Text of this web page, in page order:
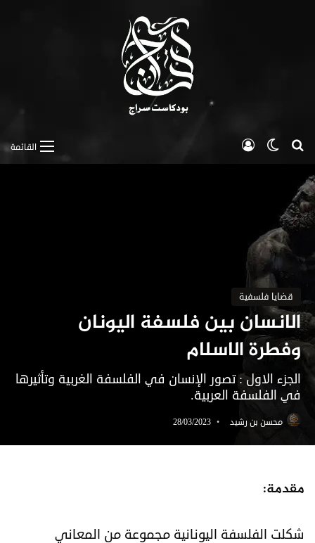
القائمة بحث عن الوضع المظلم
قضايا فلسفية
الانسان بين فلسفة اليونان
وفطرة الاسلام
الجزء الاول : تصور الإنسان في الفلسفة الغربية وتأثيرها
في الفلسفة العربية.
محسن بن رشيد 28/03/2023
مقدمة:
شكلت الفلسفة اليونانية مجموعة من المعاني